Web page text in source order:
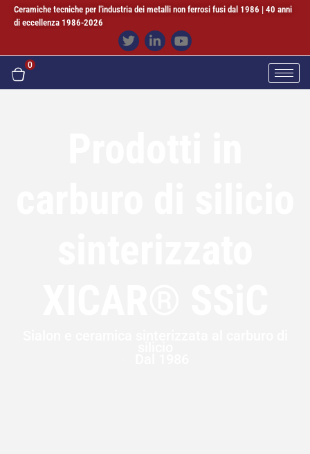
Ceramiche tecniche per l'industria dei metalli non ferrosi fusi dal 1986 | 40 anni
di eccellenza 1986-2026
0